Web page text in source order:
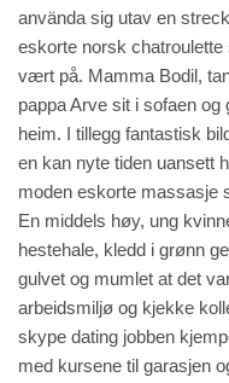
använda sig utav en
eskorte norsk
vært på. Mamma Bodil,
pappa Arve sit i sofaen
heim. I tillegg fantastisk
en kan nyte tiden uansett
moden eskorte massasje
En middels høy, ung
hestehale, kledd i grønn
gulvet og mumlet at det
arbeidsmiljø og kjekke
skype dating jobben
med kursene til garasjen